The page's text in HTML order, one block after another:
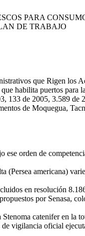
PARA
DE TRABAJO
que Rigen los
habilita puertos para
133 de 2005, 3.589 de
de Moquegua,
orden de
americana)
en resolución
por Senasa,
catenifer en la
vigilancia oficial